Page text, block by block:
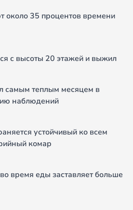
около 35 процентов времени
с высоты 20 этажей и выжил
самым теплым месяцем в
наблюдений
устойчивый ко всем
комар
время еды заставляет больше